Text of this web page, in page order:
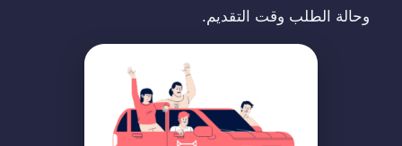
وحالة الطلب وقت التقديم.